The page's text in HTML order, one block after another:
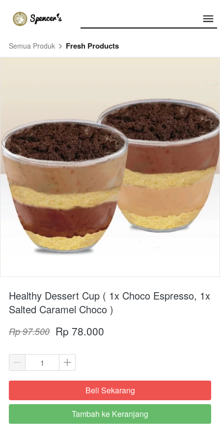
Semua Produk Fresh Products
Healthy Dessert Cup ( 1x Choco Espresso, 1x
Salted Caramel Choco )
Rp 97.500 Rp 78.000
`Beli Sekarang
`
Tambah ke Keranjang